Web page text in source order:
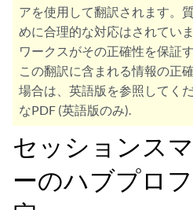
アを使用して翻訳されます。
めに合理的な対応はされてい
ワークスがその正確性を保証
この翻訳に含まれる情報の正
場合は、英語版を参照してく
なPDF (英語版のみ).
セッションス
ーのハブプロ